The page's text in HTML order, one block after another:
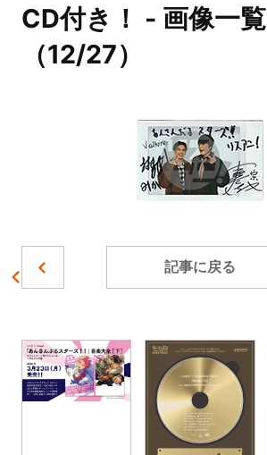
CD付き！ - 画像一覧
（12/27）
記事に戻る